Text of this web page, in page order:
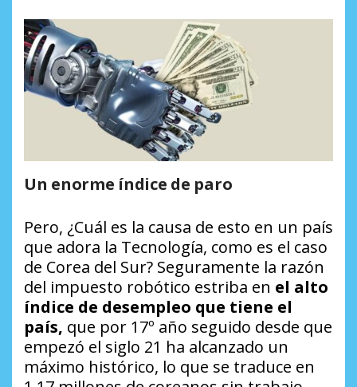
Un enorme índice de paro
Pero, ¿Cuál es la causa de esto en un país
que adora la Tecnología, como es el caso
de Corea del Sur? Seguramente la razón
del impuesto robótico estriba en el alto
índice de desempleo que tiene el
país, que por 17º año seguido desde que
empezó el siglo 21 ha alcanzado un
máximo histórico, lo que se traduce en